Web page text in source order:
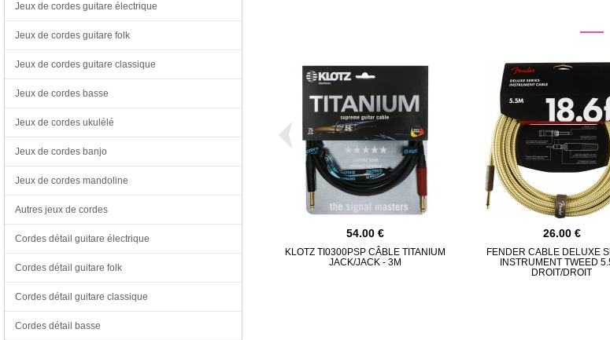
54.00
KLOTZ TI0300PSP CÂBLE TITANIUM
JACK/JACK - 3M
26.00
FENDER CABLE DELUXE
INSTRUMENT TWEED
DROIT/DROIT
Jeux de cordes guitare électrique
Jeux de cordes guitare folk
Jeux de cordes guitare classique
Jeux de cordes basse
Jeux de cordes ukulélé
Jeux de cordes banjo
Jeux de cordes mandoline
Autres jeux de cordes
Cordes détail guitare électrique
Cordes détail guitare folk
Cordes détail guitare classique
Cordes détail basse